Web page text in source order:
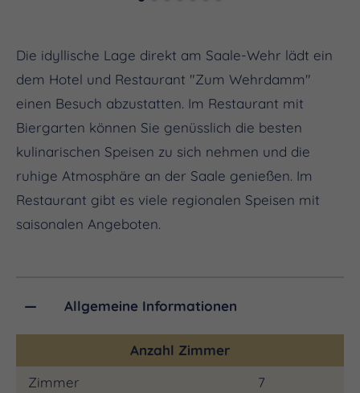
Die idyllische Lage direkt am Saale-Wehr lädt ein
dem Hotel und Restaurant "Zum Wehrdamm"
einen Besuch abzustatten. Im Restaurant mit
Biergarten können Sie genüsslich die besten
kulinarischen Speisen zu sich nehmen und die
ruhige Atmosphäre an der Saale genießen. Im
Restaurant gibt es viele regionalen Speisen mit
saisonalen Angeboten.
Allgemeine Informationen
Anzahl Zimmer
Zimmer
7